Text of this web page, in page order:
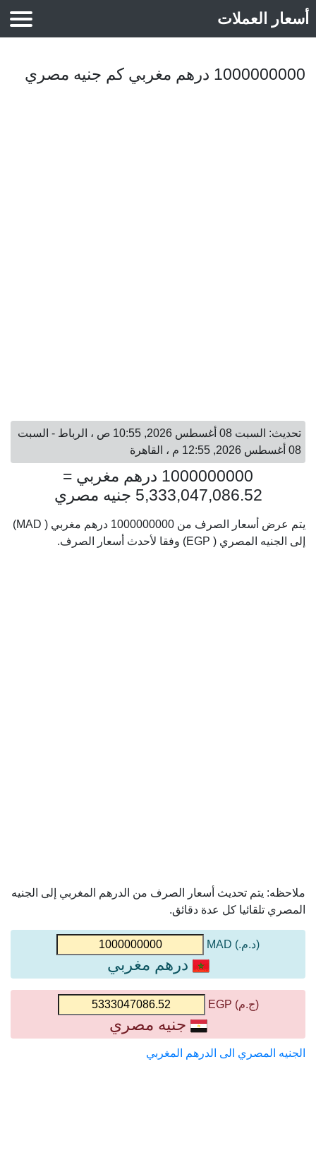
أسعار العملات
1000000000 درهم مغربي كم جنيه مصري
تحديث: السبت 08 أغسطس 2026, 10:55 ص ، الرباط - السبت
08 أغسطس 2026, 12:55 م ، القاهرة
1000000000 درهم مغربي =
5,333,047,086.52 جنيه مصري
يتم عرض أسعار الصرف من 1000000000 درهم مغربي ( MAD)
إلى الجنيه المصري ( EGP) وفقا لأحدث أسعار الصرف.
ملاحظه: يتم تحديث أسعار الصرف من الدرهم المغربي إلى الجنيه
المصري تلقائيا كل عدة دقائق.
(د.م.) MAD
درهم مغربي
(ج.م) EGP
جنيه مصري
الجنيه المصري الى الدرهم المغربي